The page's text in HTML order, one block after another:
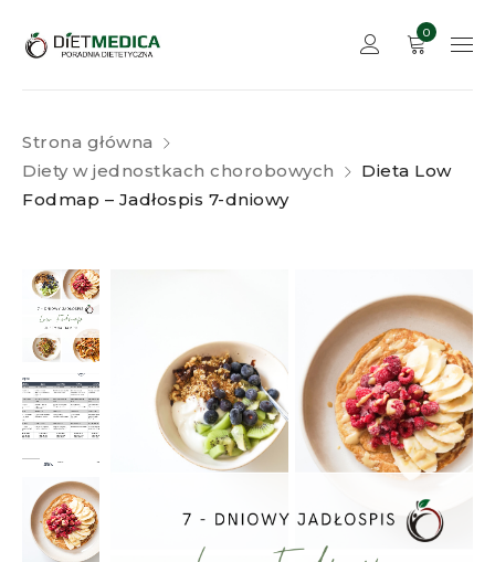
0
Strona główna
Diety w jednostkach chorobowych
Dieta Low
Fodmap – Jadłospis 7-dniowy